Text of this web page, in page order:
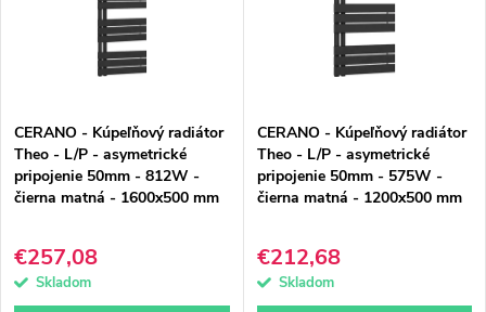
p
r
o
d
u
r
o
d
u
CERANO - Kúpeľňový radiátor
Theo - L/P - asymetrické
pripojenie 50mm - 812W -
čierna matná - 1600x500 mm
€257,08
Skladom
CERANO - Kúpeľňový radiátor
Theo - L/P - asymetrické
pripojenie 50mm - 575W -
čierna matná - 1200x500 mm
€212,68
Skladom